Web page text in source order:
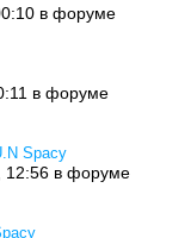
в форуме
в форуме
Spacy
12:56 в форуме